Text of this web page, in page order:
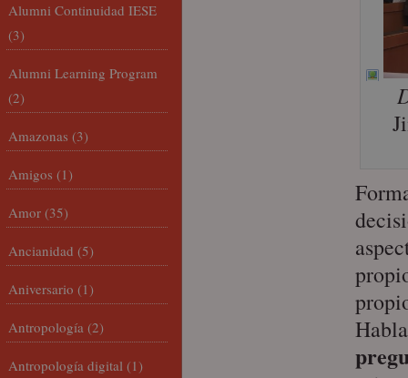
Alumni Continuidad IESE
(3)
Alumni Learning Program
(2)
Amazonas (3)
Amigos (1)
Amor (35)
Ancianidad (5)
Aniversario (1)
Antropología (2)
Antropología digital (1)